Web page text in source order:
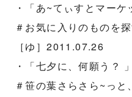
・「あ~てぃすとマ
＃お気に入りのものを
［ゆ］2011.07.26
・「七夕に、何願
＃笹の葉さらさら~っと